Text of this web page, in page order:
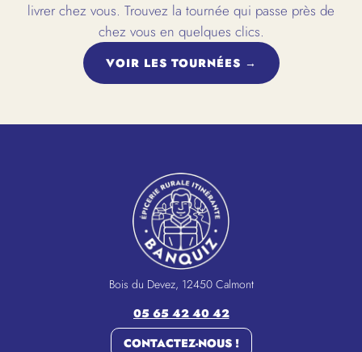
livrer chez vous. Trouvez la tournée qui passe près de
chez vous en quelques clics.
VOIR LES TOURNÉES →
Bois du Devez, 12450 Calmont
05 65 42 40 42
CONTACTEZ-NOUS !